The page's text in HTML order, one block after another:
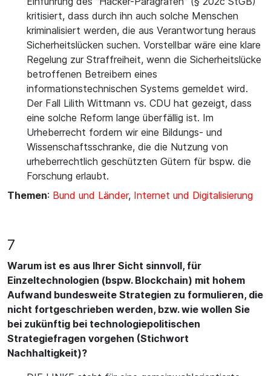
kritisiert, dass durch ihn auch solche Menschen
kriminalisiert werden, die aus Verantwortung heraus
Sicherheitslücken suchen. Vorstellbar wäre eine klare
Regelung zur Straffreiheit, wenn die Sicherheitslücke
betroffenen Betreibern eines
informationstechnischen Systems gemeldet wird.
Der Fall Lilith Wittmann vs. CDU hat gezeigt, dass
eine solche Reform lange überfällig ist. Im
Urheberrecht fordern wir eine Bildungs- und
Wissenschaftsschranke, die die Nutzung von
urheberrechtlich geschützten Gütern für bspw. die
Forschung erlaubt.
Themen: Bund und Länder, Internet und Digitalisierung
7
Warum ist es aus Ihrer Sicht sinnvoll, für
Einzeltechnologien (bspw. Blockchain) mit hohem
Aufwand bundesweite Strategien zu formulieren, die
nicht fortgeschrieben werden, bzw. wie wollen Sie
bei zukünftig bei technologiepolitischen
Strategiefragen vorgehen (Stichwort
Nachhaltigkeit)?